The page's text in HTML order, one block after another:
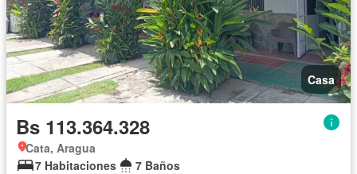
Casa
Bs 113.364.328
Cata, Aragua
7 Habitaciones
7 Baños